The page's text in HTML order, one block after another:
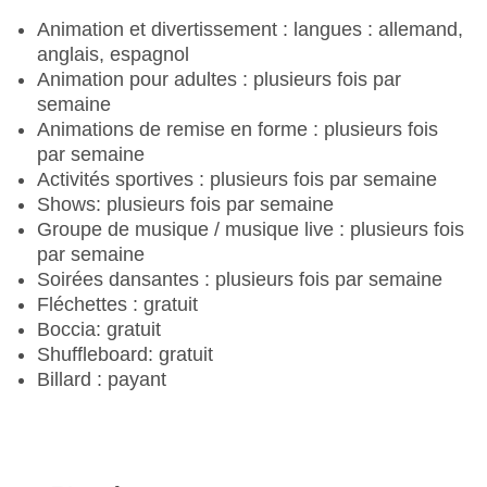
boissons exclusive.
Demi-pension : outre les prestations
mentionnées dans la description de la demi-
pension, les prestations suivantes sont incluses
pour la période de voyage du 1er novembre
2025 au 31 octobre 2026 :
Restaurant spécialisé dans la paella : 30 % de
réduction sur les plats
Tout compris : les prestations suivantes sont
incluses en plus des prestations mentionnées
dans la formule « Tout compris » pour la période
de voyage du 1er novembre 2025 au 31 octobre
2026 :
Animation et divertissement : langues : allemand,
anglais, espagnol
Animation pour adultes : plusieurs fois par
semaine
Animations de remise en forme : plusieurs fois
par semaine
Activités sportives : plusieurs fois par semaine
Shows: plusieurs fois par semaine
Groupe de musique / musique live : plusieurs fois
par semaine
Soirées dansantes : plusieurs fois par semaine
Fléchettes : gratuit
Boccia: gratuit
Shuffleboard: gratuit
Billard : payant